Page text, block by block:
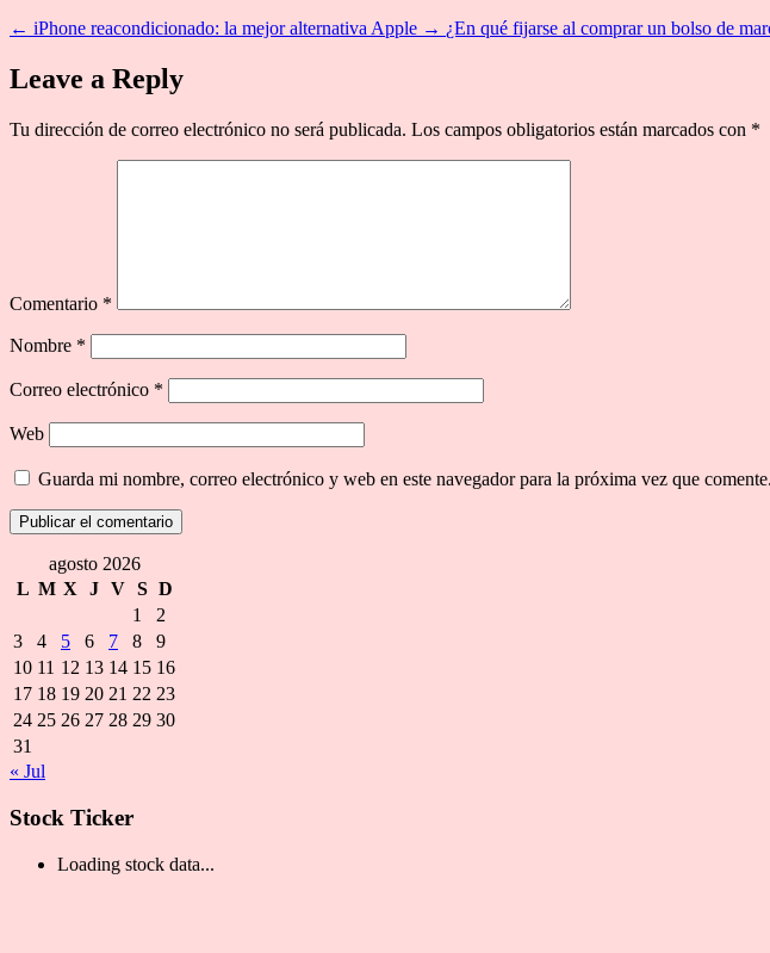
← iPhone reacondicionado: la mejor alternativa Apple → ¿En qué fijarse al comprar un bolso de
Leave a Reply
Tu dirección de correo electrónico no será publicada. Los campos obligatorios están marcados con *
Comentario *
Nombre *
Correo electrónico *
Web
Guarda mi nombre, correo electrónico y web en este navegador para la próxima vez que comente.
agosto 2026
L M X J V S D
1
2
3
4 5 6 7 8
9
10 11 12 13 14 15 16
17 18 19 20 21 22 23
24 25 26 27 28 29 30
31
« Jul
Stock Ticker
Loading stock data...